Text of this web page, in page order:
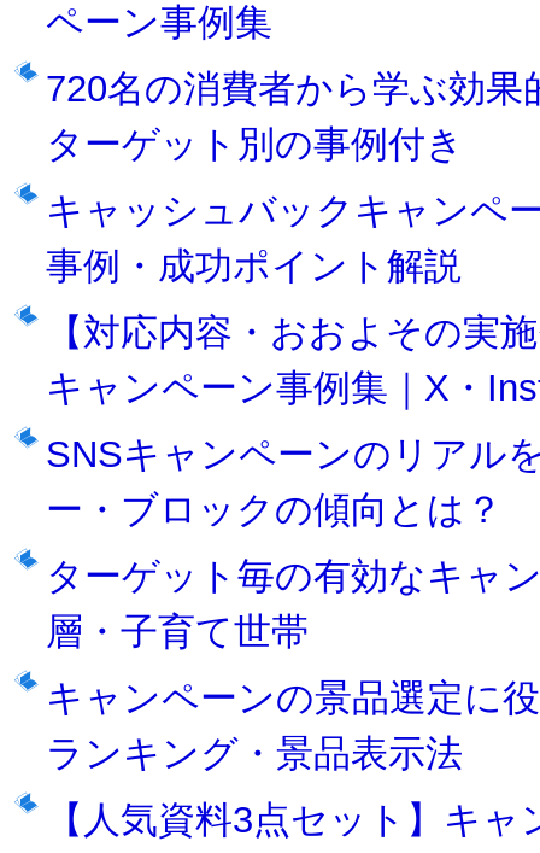
ペーン事例集
720名の消費者から学ぶ効
ターゲット別の事例付き
キャッシュバックキャンペ
事例・成功ポイント解説
【対応内容・おおよその実
キャンペーン事例集｜X・
SNSキャンペーンのリアル
ー・ブロックの傾向とは？
ターゲット毎の有効なキャ
層・子育て世帯
キャンペーンの景品選定に
ランキング・景品表示法
【人気資料3点セット】キ